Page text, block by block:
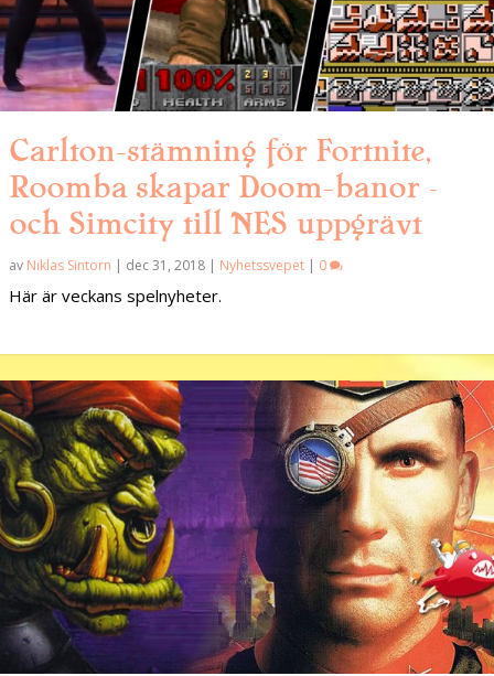
Carlton-stämning för Fortnite,
Roomba skapar Doom-banor –
och Simcity till NES uppgrävt
av Niklas Sintorn | dec 31, 2018 | Nyhetssvepet | 0
Här är veckans spelnyheter.